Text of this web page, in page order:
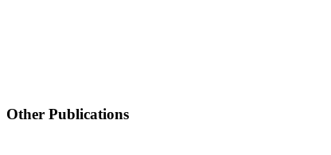
Other Publications